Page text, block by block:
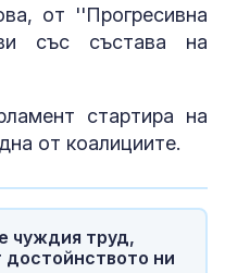
от ''Прогресивна
със състава на
стартира на
от коалициите.
чуждия труд,
достойнството ни